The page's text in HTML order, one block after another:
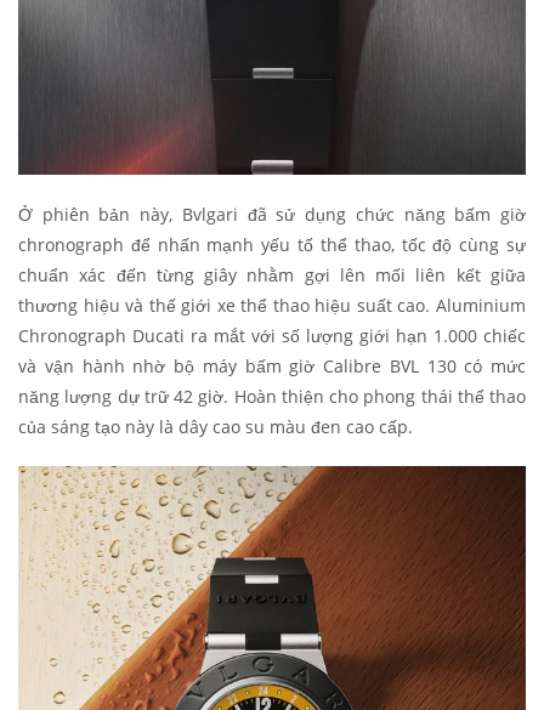
Ở phiên bản này, Bvlgari đã sử dụng chức năng bấm giờ
chronograph để nhấn mạnh yếu tố thể thao, tốc độ cùng sự
chuẩn xác đến từng giây nhằm gợi lên mối liên kết giữa
thương hiệu và thế giới xe thể thao hiệu suất cao. Aluminium
Chronograph Ducati ra mắt với số lượng giới hạn 1.000 chiếc
và vận hành nhờ bộ máy bấm giờ Calibre BVL 130 có mức
năng lượng dự trữ 42 giờ. Hoàn thiện cho phong thái thể thao
của sáng tạo này là dây cao su màu đen cao cấp.